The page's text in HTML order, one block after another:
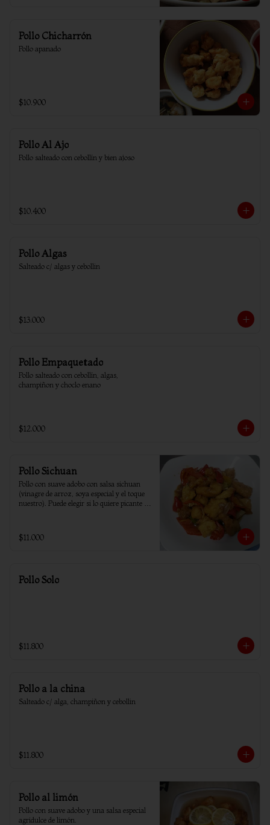
Pollo Chicharrón
Pollo apanado
$10.900
Pollo Al Ajo
Pollo salteado con cebollín y bien ajoso
$10.400
Pollo Algas
Salteado c/ algas y cebollin
$13.000
Pollo Empaquetado
Pollo salteado con cebollín, algas,
champiñon y choclo enano
$12.000
Pollo Sichuan
Pollo con suave adobo con salsa sichuan
(vinagre de arroz, soya especial y el toque
nuestro). Puede elegir si lo quiere picante o
$11.000
Pollo Solo
$11.800
Pollo a la china
Salteado c/ alga, champiñon y cebollin
$11.800
Pollo al limón
Pollo con suave adobo y una salsa especial
agridulce de limón.